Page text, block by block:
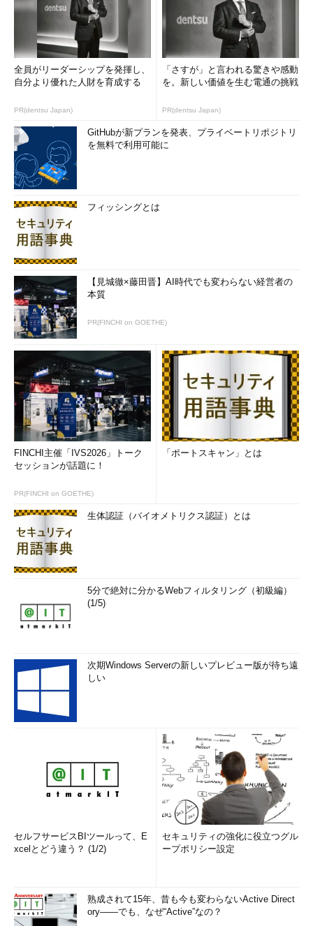
るVHDのURLを取得する
VHDをコピーするには、その在りかを表すURLが必要だ。これ
を取得するには、まず左メニューから［仮想マシン］－［仮想マ
シン インスタンス］をクリックして表示される一覧から対象の
仮想マシンをクリックし、［ダッシュボード］をクリックする。
アイコンをクリックすると、参照URLがクリップボードにコピー
される。これは次の手順で使うのでメモしておくこと。
仮想マシンのディスクにひも付けられているVHDのURLを取
得する
これは管理コンソールで対象の仮想マシンのダッシュボード
を開いたところ。
（1）ここに仮想マシンのディスク一覧が表示される。
（2）これはOSディスク（システムボリュームが内蔵され
ている）の例。右端にカーソルを乗せると文書を模したよう
なアイコンが表示されるので、クリックするとクリップボー
ドに参照URLがコピーされる。
取得されたURLは次のような形式になっているはずだ。
http:// ＜ストレージアカウント名＞
https://
＜ストレージアカウント名
＞.blob.core.windows.net/
名＞
OSディスクの他にデータディスクも接続されている場合は、
そのURLもメモしておく。
以上の準備が完了したら、VHDを海外リージョンから日本リー
ンで直接リージョン間（ストレージアカウント間）のコピーを実
azcopy＜元のコンテナーURL＞ ＜新しいコンテナーURL＞
＜対象ファイル一覧＞
/SourceKey: ＜元のストレージのアク
＜新しいストレージのアクセスキー＞
＜元のコンテナーURL＞
には、先ほど取得したURLのうち
テナー内にOSディスクとデータディスクの両方が格納されてい
る場合は、＜対象ファイル一覧＞に各VHDのファイル名を半角ス
全員がリーダーシップを発揮し、
自分より優れた人財を育成する
PR(dentsu Japan)
「さすが」と言われる驚きや感動
を。新しい価値を生む電通の挑戦
PR(dentsu Japan)
GitHubが新プランを発表、プライベートリポジトリ
を無料で利用可能に
フィッシングとは
【見城徹×藤田晋】AI時代でも変わらない経営者の
本質
PR(FINCHI on GOETHE)
FINCHI主催「IVS2026」トーク
セッションが話題に！
PR(FINCHI on GOETHE)
「ポートスキャン」とは
生体認証（バイオメトリクス認証）とは
5分で絶対に分かるWebフィルタリング（初級編）
(1/5)
次期Windows Serverの新しいプレビュー版が待ち遠
しい
セルフサービスBIツールって、E
xcelとどう違う？ (1/2)
セキュリティの強化に役立つグル
ープポリシー設定
熟成されて15年、昔も今も変わらないActive Direct
ory――でも、なぜ“Active”なの？